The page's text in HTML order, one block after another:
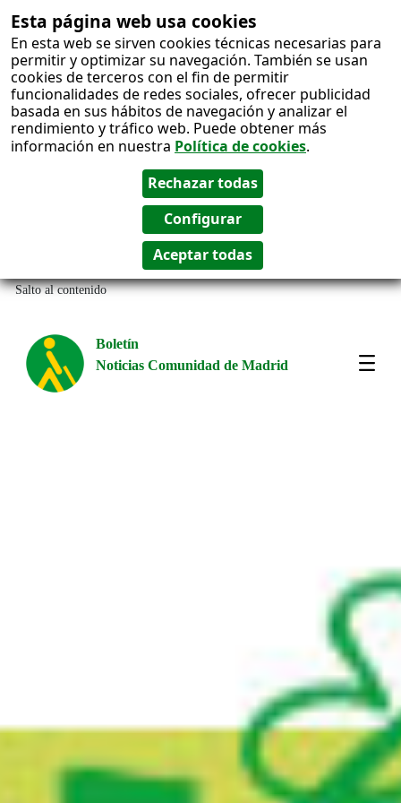
Esta página web usa cookies
En esta web se sirven cookies técnicas necesarias para
permitir y optimizar su navegación. También se usan
cookies de terceros con el fin de permitir
funcionalidades de redes sociales, ofrecer publicidad
basada en sus hábitos de navegación y analizar el
rendimiento y tráfico web. Puede obtener más
información en nuestra Política de cookies.
Salto al contenido
Boletín
Noticias Comunidad de Madrid